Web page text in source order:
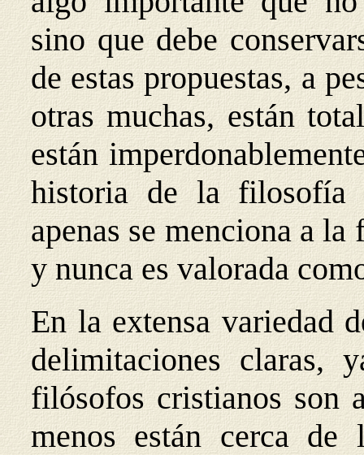
sino que debe
de estas propuestas, a
otras muchas, están
están
historia de la filosofía
apenas se menciona a
y nunca es valorada
En la extensa variedad
delimitaciones claras,
filósofos cristianos son
menos están cerca